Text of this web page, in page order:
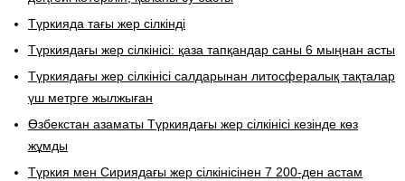
Түркияда тағы жер сілкінді
Түркиядағы жер сілкінісі: қаза тапқандар саны 6 мыңнан асты
Түркиядағы жер сілкінісі салдарынан литосфералық тақталар
үш метрге жылжыған
Өзбекстан азаматы Түркиядағы жер сілкінісі кезінде көз
жұмды
Түркия мен Сириядағы жер сілкінісінен 7 200-ден астам